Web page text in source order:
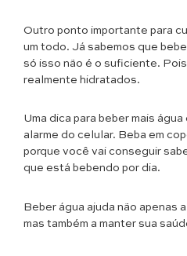
Outro ponto importante para
um todo. Já sabemos que
só isso não é o suficiente.
realmente hidratados.
Uma dica para beber mais
alarme do celular. Beba em
porque você vai conseguir
que está bebendo por dia.
Beber água ajuda não apenas
mas também a manter sua